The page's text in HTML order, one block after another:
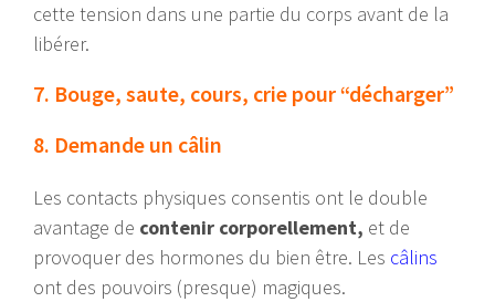
cette tension dans une partie du corps avant de la
libérer.
7. Bouge, saute, cours, crie pour “décharger”
8. Demande un câlin
Les contacts physiques consentis ont le double
avantage de contenir corporellement, et de
provoquer des hormones du bien être. Les câlins
ont des pouvoirs (presque) magiques.